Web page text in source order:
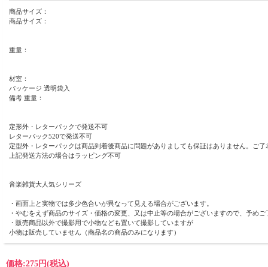
商品サイズ：
商品サイズ：
重量：
材室：
パッケージ 透明袋入
備考 重量：
定形外・レターパックで発送不可
レターパック520で発送不可
定型外・レターパックは商品到着後商品に問題がありましても保証はありません。ご了
上記発送方法の場合はラッピング不可
音楽雑貨大人気シリーズ
・画面上と実物では多少色合いが異なって見える場合がございます。
・やむをえず商品のサイズ・価格の変更、又は中止等の場合がございますので、予めご
・販売商品以外で撮影用で小物なども置いて撮影していますが
小物は販売していません（商品名の商品のみになります）
価格:275円(税込)